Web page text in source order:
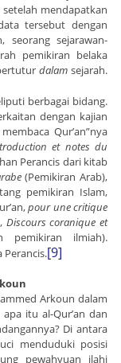
mendapatkan
tersebut dengan
seorang sejarawan-
pemikiran belaka
dalamsejarah.
berbagai bidang.
dengan kajian
Qur’an”nya
et notes du
Perancis dari kitab
(Pemikiran Arab),
pemikiran Islam,
pour une critique
Discours coranique et
pemikiran ilmiah).
Perancis.[9]
Arkoun dalam
itu al-Qur’an dan
Di antara
menduduki posisi
pewahyuan ilahi